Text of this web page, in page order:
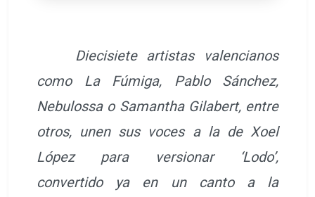
Diecisiete artistas valencianos
como La Fúmiga, Pablo Sánchez,
Nebulossa o Samantha Gilabert, entre
otros, unen sus voces a la de Xoel
López para versionar ‘Lodo’,
convertido ya en un canto a la